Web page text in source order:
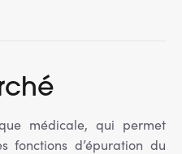
médicale, qui permet
fonctions d’épuration du